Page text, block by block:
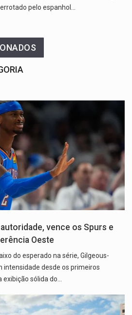
pelo espanhol…
vence os Spurs e
Oeste
do esperado na série, Gilgeous-
intensidade desde os primeiros
exibição sólida do…